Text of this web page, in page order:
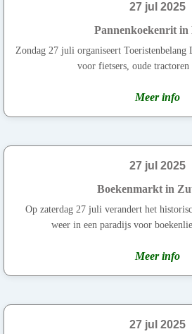
27 jul 2025
Pannenkoekenrit in
Zondag 27 juli organiseert Toeristenbelang
voor fietsers, oude tractoren
Meer info
27 jul 2025
Boekenmarkt in
Op zaterdag 27 juli verandert het
weer in een paradijs voor
Meer info
27 jul 2025